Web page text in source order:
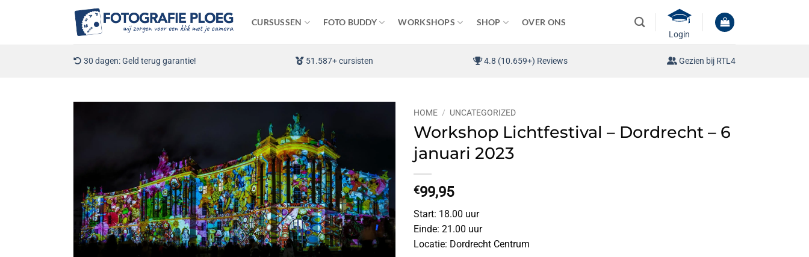
CURSUSSEN FOTO BUDDY WORKSHOPS SHOP OVER ONS
Login
30 dagen: Geld terug garantie! 51.587+ cursisten 4.8 (10.659+) Reviews Gezien bij RTL4
HOME / UNCATEGORIZED
Workshop Lichtfestival – Dordrecht – 6
januari 2023
€99,95
Start: 18.00 uur
Einde: 21.00 uur
Locatie: Dordrecht Centrum